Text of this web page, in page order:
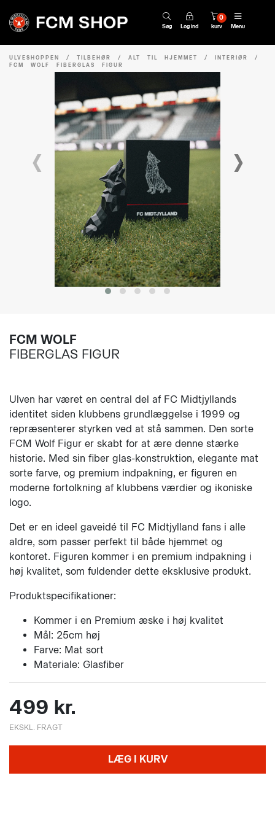
Søg Log ind kurv
0
Menu
ULVESHOPPEN / TILBEHØR / ALT TIL HJEMMET / INTERIØR
/
FCM WOLF FIBERGLAS FIGUR
‹ ›
FCM WOLF
FIBERGLAS FIGUR
Ulven har været en central del af FC Midtjyllands
identitet siden klubbens grundlæggelse i 1999 og
repræsenterer styrken ved at stå sammen. Den sorte
FCM Wolf Figur er skabt for at ære denne stærke
historie. Med sin fiber glas-konstruktion, elegante mat
sorte farve, og premium indpakning, er figuren en
moderne fortolkning af klubbens værdier og ikoniske
logo.
Det er en ideel gaveidé til FC Midtjylland fans i alle
aldre, som passer perfekt til både hjemmet og
kontoret. Figuren kommer i en premium indpakning i
høj kvalitet, som fuldender dette eksklusive produkt.
Produktspecifikationer:
Kommer i en Premium æske i høj kvalitet
Mål: 25cm høj
Farve: Mat sort
Materiale: Glasfiber
499 kr.
EKSKL. FRAGT
LÆG I KURV